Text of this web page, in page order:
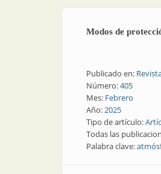
Modos de
Publicado en:
Número:405
Mes: Febrero
Año:2025
Tipo de artículo:
Todas las
Palabra clave: